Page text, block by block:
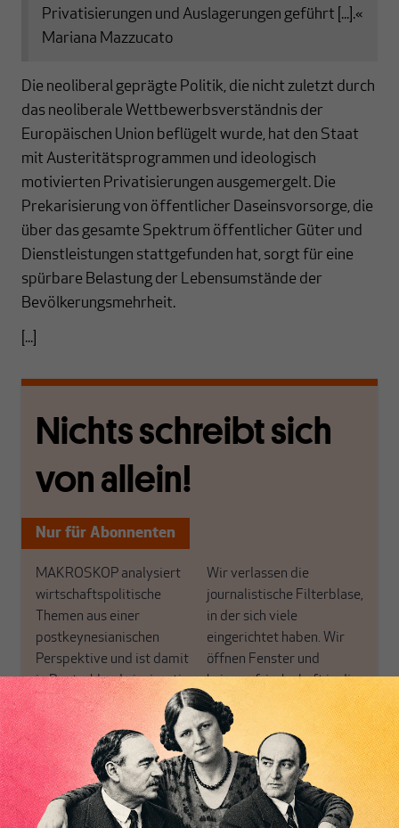
Inhaltsverzeichnis
Privatisierungen und Auslagerungen geführt [...].«
Mariana Mazzucato
Die neoliberal geprägte Politik, die nicht zuletzt durch
das neoliberale Wettbewerbsverständnis der
Europäischen Union beflügelt wurde, hat den Staat
mit Austeritätsprogrammen und ideologisch
motivierten Privatisierungen ausgemergelt. Die
Prekarisierung von öffentlicher Daseinsvorsorge, die
über das gesamte Spektrum öffentlicher Güter und
Dienstleistungen stattgefunden hat, sorgt für eine
spürbare Belastung der Lebensumstände der
Bevölkerungsmehrheit.
[...]
Nichts schreibt sich
von allein!
Nur für Abonnenten
MAKROSKOP analysiert
wirtschaftspolitische
Themen aus einer
postkeynesianischen
Perspektive und ist damit
in Deutschland einzigartig.
MAKROSKOP steht für
das große Ganze. Wir
haben einen Blick auf
Geld, Wirtschaft und
Politik, den Sie so
woanders nicht finden.
Wir verlassen die
journalistische Filterblase,
in der sich viele
eingerichtet haben. Wir
öffnen Fenster und
bringen frische Luft in die
engen und verstaubten
Debattenräume.
Brauchen Sie auch frische
Luft? Dann folgen Sie
einfach dem Button.